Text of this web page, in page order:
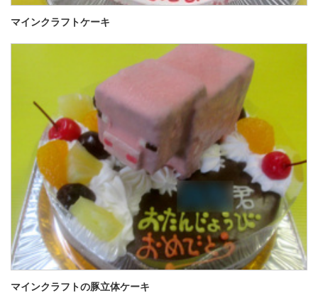
マインクラフトケーキ
マインクラフトの豚立体ケーキ